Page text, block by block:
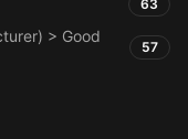
63
> Good
57